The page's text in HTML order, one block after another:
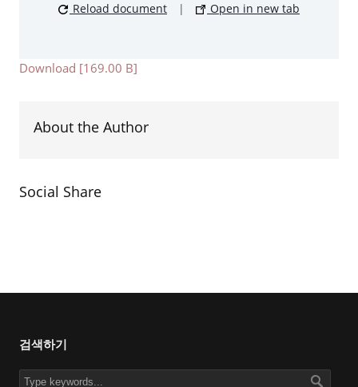
Reload document | Open in new tab
Download [169.00 B]
About the Author
Social Share
검색하기